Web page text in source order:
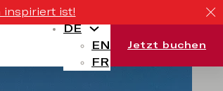
inspiriert ist!
DE
EN
FR
Jetzt buchen